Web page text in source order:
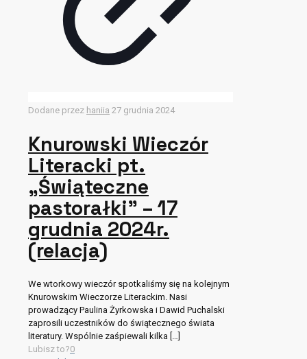
Dodane przez haniia 27 grudnia 2024
Knurowski Wieczór
Literacki pt.
„Świąteczne
pastorałki” – 17
grudnia 2024r.
(relacja)
We wtorkowy wieczór spotkaliśmy się na kolejnym
Knurowskim Wieczorze Literackim. Nasi
prowadzący Paulina Żyrkowska i Dawid Puchalski
zaprosili uczestników do świątecznego świata
literatury. Wspólnie zaśpiewali kilka […]
Lubisz to?0